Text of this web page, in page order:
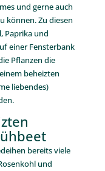
und gerne auch
können. Zu diesen
Paprika und
einer Fensterbank
Pflanzen die
beheizten
liebendes)
bereits viele
und